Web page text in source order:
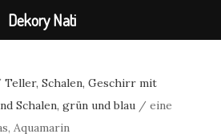
Teller, Schalen, Geschirr mit
Schalen, grün und blau / eine
Aquamarin
Dekory Nati